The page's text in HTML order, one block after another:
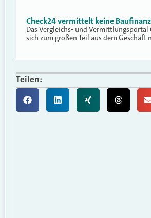
Check24 vermittelt keine
Das Vergleichs- und Vermittlungsportal
sich zum großen Teil aus dem Geschäft
Teilen: